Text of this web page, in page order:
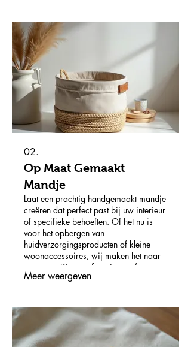
02.
Op Maat Gemaakt
Mandje
Laat een prachtig handgemaakt mandje
creëren dat perfect past bij uw interieur
of specifieke behoeften. Of het nu is
voor het opbergen van
huidverzorgingsproducten of kleine
woonaccessoires, wij maken het naar
uw wens. Kies uw favoriete stof en
afmetingen voor een uniek stuk.
Meer weergeven